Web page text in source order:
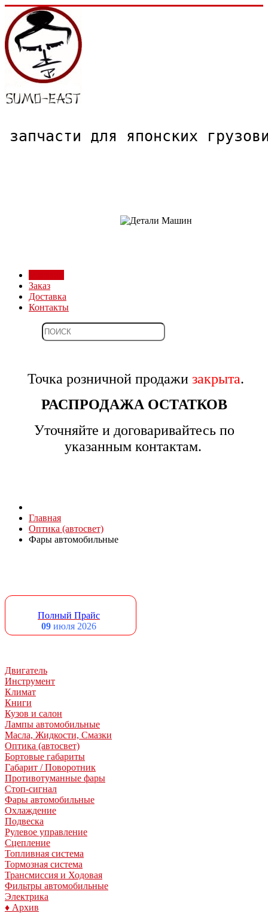
запчасти для японских
Заказ
Доставка
Контакты
Точка розничной продажи закрыта.
РАСПРОДАЖА ОСТАТКОВ
Уточняйте и договаривайтесь по
указанным контактам.
Главная
Оптика (автосвет)
Фары автомобильные
Полный Прайс
09 июля 2026
Двигатель
Инструмент
Климат
Книги
Кузов и салон
Лампы автомобильные
Масла, Жидкости, Смазки
Оптика (автосвет)
Бортовые габариты
Габарит / Поворотник
Противотуманные фары
Стоп-сигнал
Фары автомобильные
Охлаждение
Подвеска
Рулевое управление
Сцепление
Топливная система
Тормозная система
Трансмиссия и Ходовая
Фильтры автомобильные
Электрика
♦ Архив